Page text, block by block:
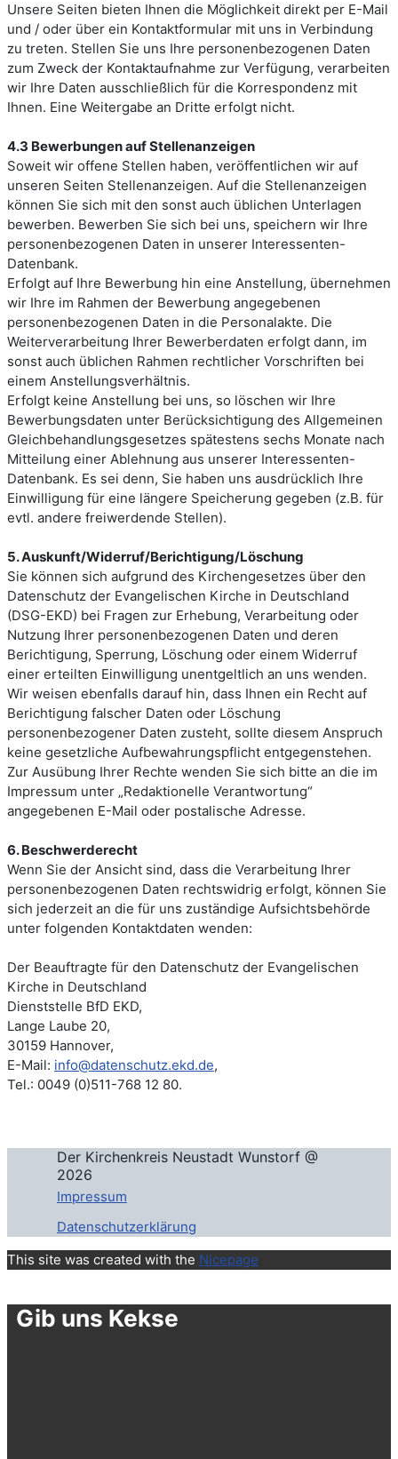
Unsere Seiten bieten Ihnen die Möglichkeit direkt per E-Mail
und / oder über ein Kontaktformular mit uns in Verbindung
zu treten. Stellen Sie uns Ihre personenbezogenen Daten
zum Zweck der Kontaktaufnahme zur Verfügung, verarbeiten
wir Ihre Daten ausschließlich für die Korrespondenz mit
Ihnen. Eine Weitergabe an Dritte erfolgt nicht.
4.3 Bewerbungen auf Stellenanzeigen
Soweit wir offene Stellen haben, veröffentlichen wir auf
unseren Seiten Stellenanzeigen. Auf die Stellenanzeigen
können Sie sich mit den sonst auch üblichen Unterlagen
bewerben. Bewerben Sie sich bei uns, speichern wir Ihre
personenbezogenen Daten in unserer Interessenten-
Datenbank.
Erfolgt auf Ihre Bewerbung hin eine Anstellung, übernehmen
wir Ihre im Rahmen der Bewerbung angegebenen
personenbezogenen Daten in die Personalakte. Die
Weiterverarbeitung Ihrer Bewerberdaten erfolgt dann, im
sonst auch üblichen Rahmen rechtlicher Vorschriften bei
einem Anstellungsverhältnis.
Erfolgt keine Anstellung bei uns, so löschen wir Ihre
Bewerbungsdaten unter Berücksichtigung des Allgemeinen
Gleichbehandlungsgesetzes spätestens sechs Monate nach
Mitteilung einer Ablehnung aus unserer Interessenten-
Datenbank. Es sei denn, Sie haben uns ausdrücklich Ihre
Einwilligung für eine längere Speicherung gegeben (z.B. für
evtl. andere freiwerdende Stellen).
5. Auskunft/Widerruf/Berichtigung/Löschung
Sie können sich aufgrund des Kirchengesetzes über den
Datenschutz der Evangelischen Kirche in Deutschland
(DSG-EKD) bei Fragen zur Erhebung, Verarbeitung oder
Nutzung Ihrer personenbezogenen Daten und deren
Berichtigung, Sperrung, Löschung oder einem Widerruf
einer erteilten Einwilligung unentgeltlich an uns wenden.
Wir weisen ebenfalls darauf hin, dass Ihnen ein Recht auf
Berichtigung falscher Daten oder Löschung
personenbezogener Daten zusteht, sollte diesem Anspruch
keine gesetzliche Aufbewahrungspflicht entgegenstehen.
Zur Ausübung Ihrer Rechte wenden Sie sich bitte an die im
Impressum unter „Redaktionelle Verantwortung“
angegebenen E-Mail oder postalische Adresse.
6. Beschwerderecht
Wenn Sie der Ansicht sind, dass die Verarbeitung Ihrer
personenbezogenen Daten rechtswidrig erfolgt, können Sie
sich jederzeit an die für uns zuständige Aufsichtsbehörde
unter folgenden Kontaktdaten wenden:
Der Beauftragte für den Datenschutz der Evangelischen
Kirche in Deutschland
Dienststelle BfD EKD,
Lange Laube 20,
30159 Hannover,
E-Mail: info@datenschutz.ekd.de,
Tel.: 0049 (0)511-768 12 80.
Der Kirchenkreis Neustadt Wunstorf @
2026
Impressum
Datenschutzerklärung
This site was created with the Nicepage
Gib uns Kekse